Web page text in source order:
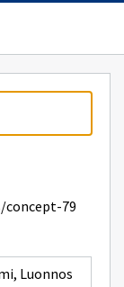
79
, Luonnos